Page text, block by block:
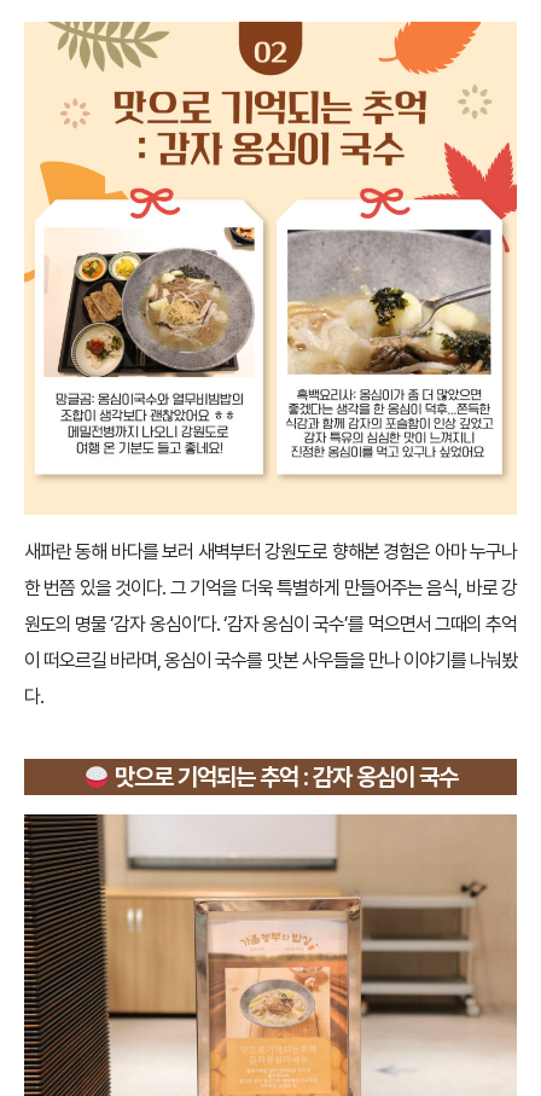
새파란 동해 바다를 보러 새벽부터 강원도로 향해본 경험은 아마 누구나
한 번쯤 있을 것이다. 그 기억을 더욱 특별하게 만들어주는 음식, 바로 강
원도의 명물 ‘감자 옹심이’다. ‘감자 옹심이 국수’를 먹으면서 그때의 추억
이 떠오르길 바라며, 옹심이 국수를 맛본 사우들을 만나 이야기를 나눠봤
다.
맛으로 기억되는 추억 : 감자 옹심이 국수